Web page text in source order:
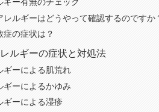
ギー有無のチェック
レルギーはどうやって確認するのですか
症の症状は？
ルギーの症状と対処法
ギーによる肌荒れ
ギーによるかゆみ
ギーによる湿疹